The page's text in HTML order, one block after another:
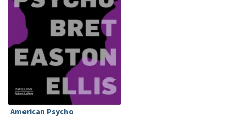
American Psycho